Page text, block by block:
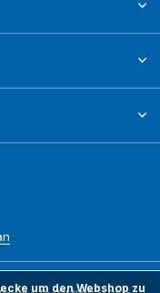
um den Webshop zu